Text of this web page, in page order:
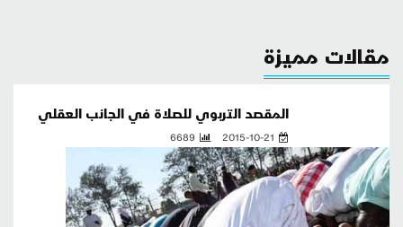
مقالات مميزة
المقصد التربوي للصلاة في الجانب العقلي
2015-10-21
6689